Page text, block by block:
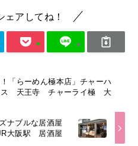
ェアしてね！
「らーめん極本店」チャーハ
ス 天王寺 チャーライ極 大
ナブルな居酒屋
大阪駅 居酒屋